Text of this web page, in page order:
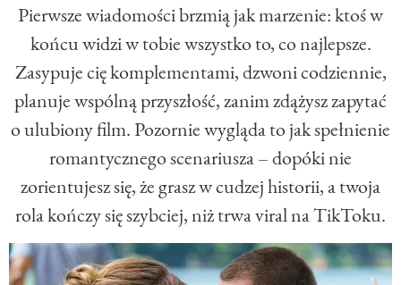
Pierwsze wiadomości brzmią jak marzenie: ktoś w
końcu widzi w tobie wszystko to, co najlepsze.
Zasypuje cię komplementami, dzwoni codziennie,
planuje wspólną przyszłość, zanim zdążysz zapytać
o ulubiony film. Pozornie wygląda to jak spełnienie
romantycznego scenariusza – dopóki nie
zorientujesz się, że grasz w cudzej historii, a twoja
rola kończy się szybciej, niż trwa viral na TikToku.